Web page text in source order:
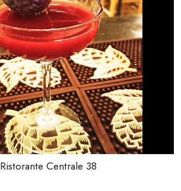
Ristorante Centrale 38